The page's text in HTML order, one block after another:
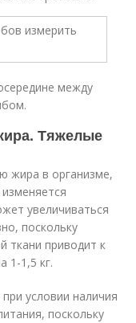
между
Тяжелые
жира в организме,
увеличиваться
поскольку
ткани приводит к
1-1,5 кг.
условии наличия
поскольку